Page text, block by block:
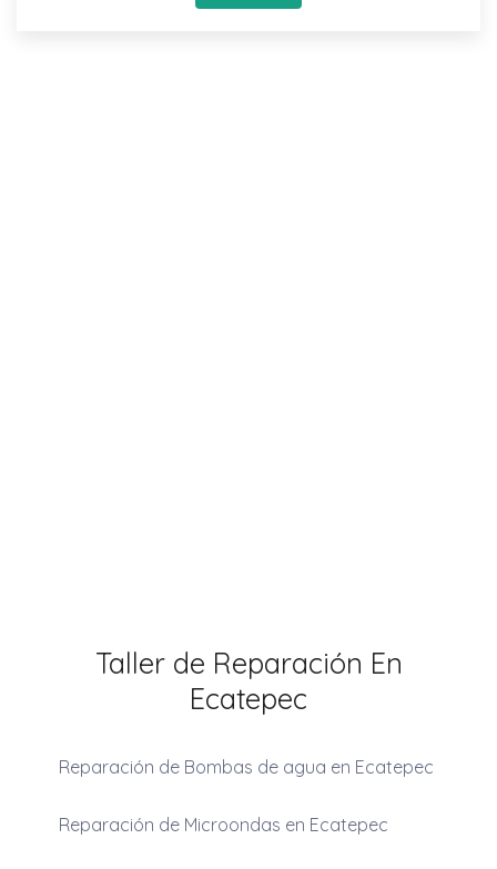
Taller de Reparación En
Ecatepec
Reparación de Bombas de agua en Ecatepec
Reparación de Microondas en Ecatepec